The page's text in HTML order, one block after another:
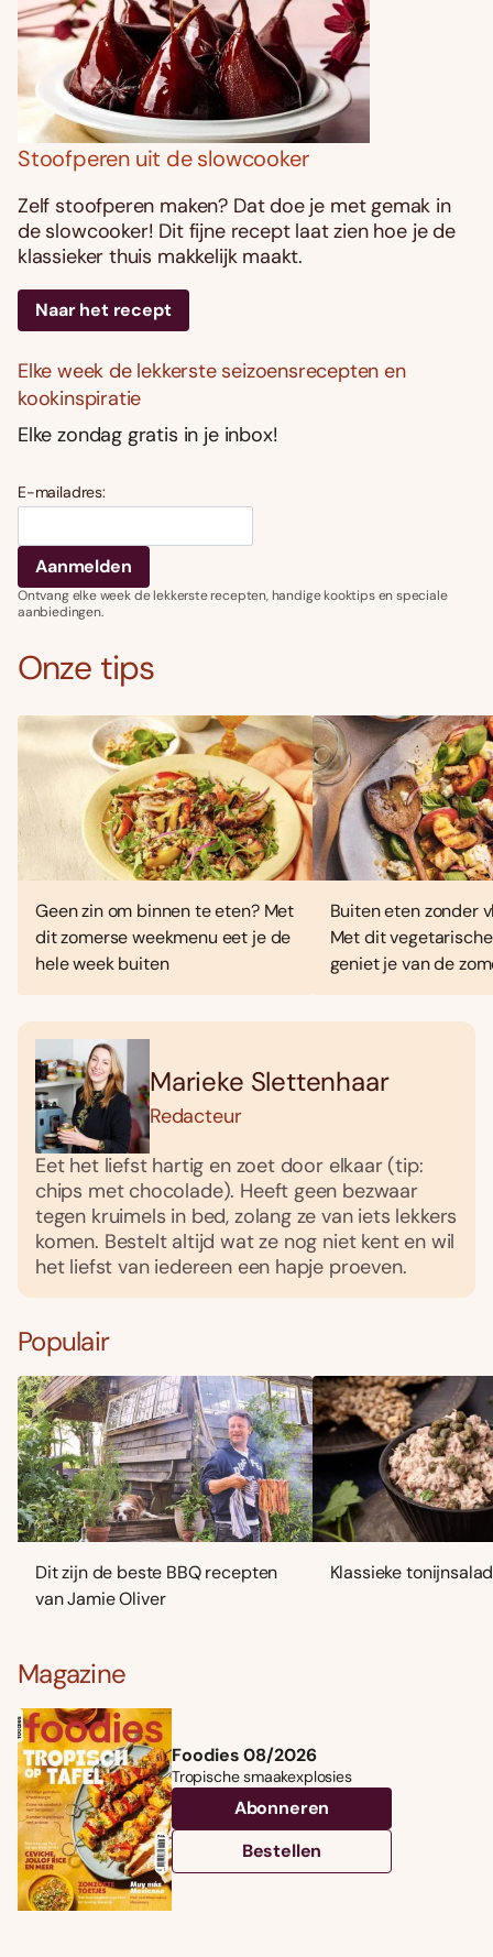
Stoofperen uit de slowcooker
Zelf stoofperen maken? Dat doe je met gemak in
de slowcooker! Dit fijne recept laat zien hoe je de
klassieker thuis makkelijk maakt.
Naar het recept
Elke week de lekkerste seizoensrecepten en
kookinspiratie
Elke zondag gratis in je inbox!
E-mailadres:
Ontvang elke week de lekkerste recepten, handige kooktips en speciale
aanbiedingen.
Onze tips
Geen zin om binnen te eten? Met
dit zomerse weekmenu eet je de
hele week buiten
Buiten eten zonder
Met dit
geniet je van de
Marieke Slettenhaar
Redacteur
Eet het liefst hartig en zoet door elkaar (tip:
chips met chocolade). Heeft geen bezwaar
tegen kruimels in bed, zolang ze van iets lekkers
komen. Bestelt altijd wat ze nog niet kent en wil
het liefst van iedereen een hapje proeven.
Populair
Dit zijn de beste BBQ recepten
van Jamie Oliver
Klassieke
Magazine
Foodies 08/2026
Tropische smaakexplosies
Abonneren
Bestellen